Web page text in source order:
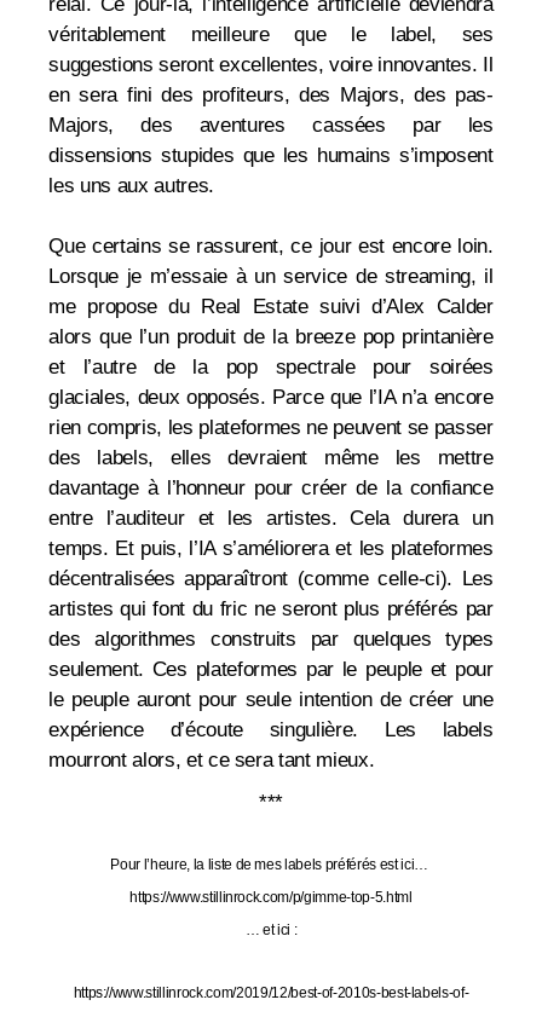
véritablement meilleure que le label, ses
suggestions seront excellentes, voire innovantes. Il
en sera fini des profiteurs, des Majors, des pas-
Majors, des aventures cassées par les
dissensions stupides que les humains s’imposent
les uns aux autres.
Que certains se rassurent, ce jour est encore loin.
Lorsque je m’essaie à un service de streaming, il
me propose du Real Estate suivi d’Alex Calder
alors que l’un produit de la breeze pop printanière
et l’autre de la pop spectrale pour soirées
glaciales, deux opposés. Parce que l’IA n’a encore
rien compris, les plateformes ne peuvent se passer
des labels, elles devraient même les mettre
davantage à l’honneur pour créer de la confiance
entre l’auditeur et les artistes. Cela durera un
temps. Et puis, l’IA s’améliorera et les plateformes
décentralisées apparaîtront (comme celle-ci). Les
artistes qui font du fric ne seront plus préférés par
des algorithmes construits par quelques types
seulement. Ces plateformes par le peuple et pour
le peuple auront pour seule intention de créer une
expérience d’écoute singulière. Les labels
mourront alors, et ce sera tant mieux.
***
Pour l’heure, la liste de mes labels préférés est ici…
https://www.stillinrock.com/p/gimme-top-5.html
… et ici :
https://www.stillinrock.com/2019/12/best-of-2010s-best-labels-of-